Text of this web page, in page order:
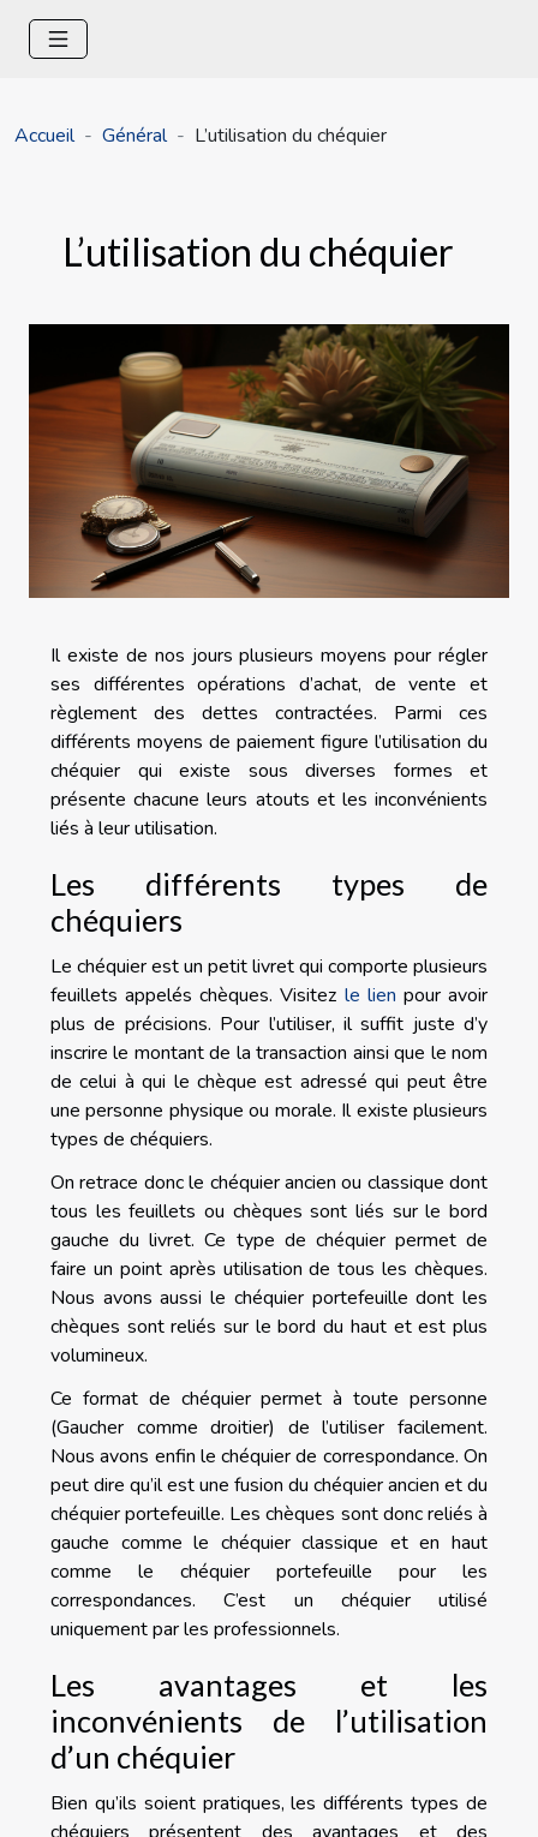
Accueil Général L’utilisation du chéquier
L’utilisation du chéquier
Il existe de nos jours plusieurs moyens pour régler
ses différentes opérations d’achat, de vente et
règlement des dettes contractées. Parmi ces
différents moyens de paiement figure l’utilisation du
chéquier qui existe sous diverses formes et
présente chacune leurs atouts et les inconvénients
liés à leur utilisation.
Les différents types de
chéquiers
Le chéquier est un petit livret qui comporte plusieurs
feuillets appelés chèques. Visitez le lien pour avoir
plus de précisions. Pour l’utiliser, il suffit juste d’y
inscrire le montant de la transaction ainsi que le nom
de celui à qui le chèque est adressé qui peut être
une personne physique ou morale. Il existe plusieurs
types de chéquiers.
On retrace donc le chéquier ancien ou classique dont
tous les feuillets ou chèques sont liés sur le bord
gauche du livret. Ce type de chéquier permet de
faire un point après utilisation de tous les chèques.
Nous avons aussi le chéquier portefeuille dont les
chèques sont reliés sur le bord du haut et est plus
volumineux.
Ce format de chéquier permet à toute personne
(Gaucher comme droitier) de l’utiliser facilement.
Nous avons enfin le chéquier de correspondance. On
peut dire qu’il est une fusion du chéquier ancien et du
chéquier portefeuille. Les chèques sont donc reliés à
gauche comme le chéquier classique et en haut
comme le chéquier portefeuille pour les
correspondances. C’est un chéquier utilisé
uniquement par les professionnels.
Les avantages et les
inconvénients de l’utilisation
d’un chéquier
Bien qu’ils soient pratiques, les différents types de